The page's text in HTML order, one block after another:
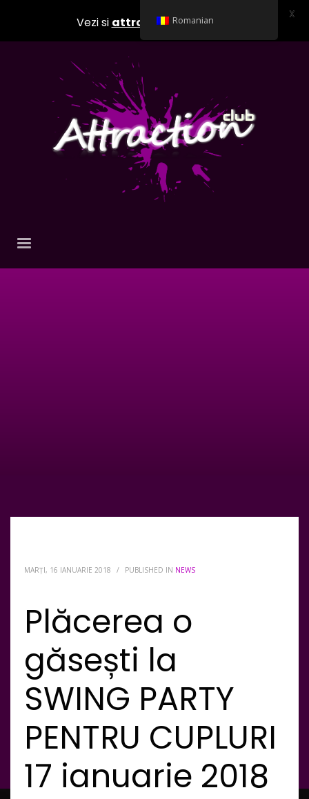
MARȚI, 16 IANUARIE 2018 / PUBLISHED IN NEWS
Plăcerea o
găsești la
SWING PARTY
PENTRU CUPLURI
17 ianuarie 2018
Vezi si attractionclub.ro
X
Romanian